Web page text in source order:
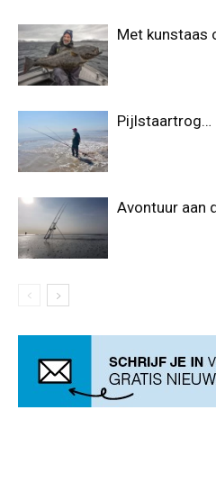
Met kunstaas
Pijlstaartrog…
Avontuur aan